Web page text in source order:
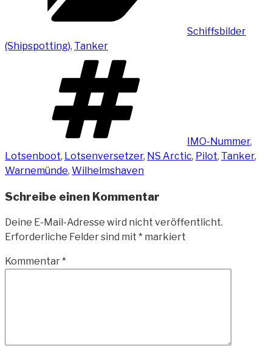
Schiffsbilder
(Shipspotting), Tanker
IMO-Nummer,
Lotsenboot, Lotsenversetzer, NS Arctic, Pilot, Tanker,
Warnemünde, Wilhelmshaven
Schreibe einen Kommentar
Deine E-Mail-Adresse wird nicht veröffentlicht.
Erforderliche Felder sind mit * markiert
Kommentar*